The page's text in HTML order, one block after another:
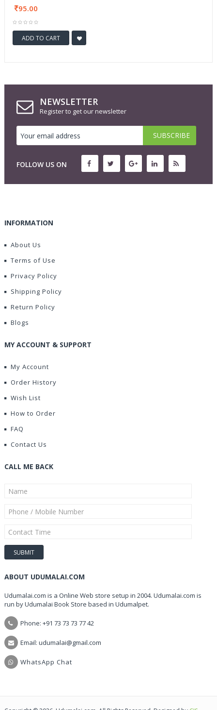
95.00
ADD TO CART
NEWSLETTER
Register to get our newsletter
FOLLOW US ON
INFORMATION
About Us
Terms of Use
Privacy Policy
Shipping Policy
Return Policy
Blogs
MY ACCOUNT & SUPPORT
My Account
Order History
Wish List
How to Order
FAQ
Contact Us
CALL ME BACK
ABOUT UDUMALAI.COM
Udumalai.com is a Online Web store setup in 2004. Udumalai.com is
run by Udumalai Book Store based in Udumalpet.
Phone: +91 73 73 73 77 42
Email: udumalai@gmail.com
WhatsApp Chat